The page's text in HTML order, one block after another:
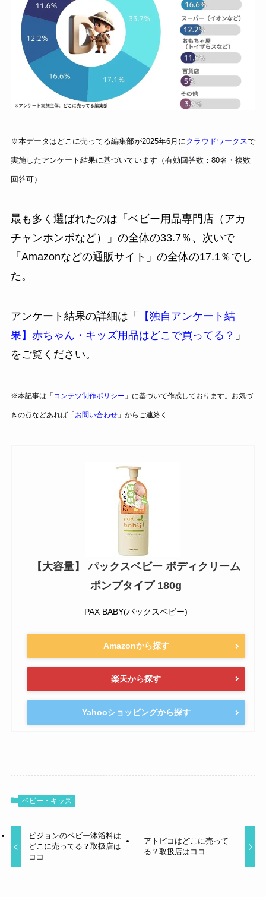
※本データはどこに売ってる編集部が2025年6月にクラウドワークスで
実施したアンケート結果に基づいています（有効回答数：80名・複数
回答可）
最も多く選ばれたのは「ベビー用品専門店（アカ
チャンホンポなど）」の全体の33.7％、次いで
「Amazonなどの通販サイト」の全体の17.1％でし
た。
アンケート結果の詳細は「
【独自アンケート結
果】赤ちゃん・キッズ用品はどこで買ってる？ 」
をご覧ください。
※本記事は「 コンテツ制作ポリシー 」に基づいて作成しております。お気づ
きの点などあれば「 お問い合わせ」からご連絡く
【大容量】 パックスベビー ボディクリーム
ポンプタイプ 180g
PAX BABY(パックスベビー)
Amazonから探す
楽天から探す
Yahooショッピングから探す
ベビー・キッズ
ピジョンのベビー沐浴料は
どこに売ってる？取扱店は
ココ
アトピコはどこに売って
る？取扱店はココ